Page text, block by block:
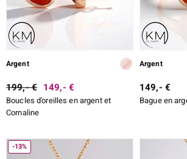
Argent
199,- € 149,- €
Boucles d'oreilles en argent et
Cornaline
Argent
149,- €
Bague en
-13%